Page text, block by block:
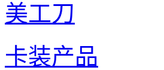
美工刀
卡装产品